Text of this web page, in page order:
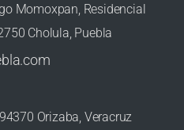
Momoxpan, Residencial
Cholula, Puebla
Orizaba, Veracruz